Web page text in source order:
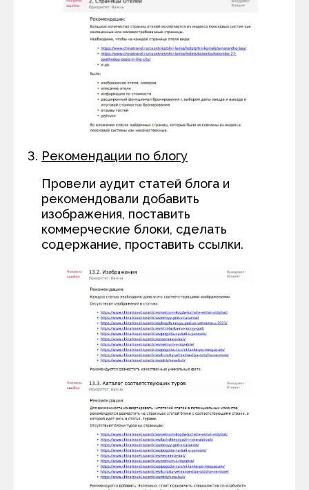
Рекомендации по блогу
Провели аудит статей блога и
рекомендовали добавить
изображения, поставить
коммерческие блоки, сделать
содержание, проставить ссылки.